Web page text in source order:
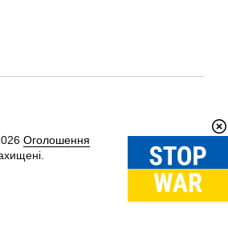
Оголошення
Вгору↑